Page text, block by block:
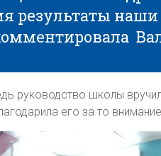
результаты наши
руководство школы
его за то